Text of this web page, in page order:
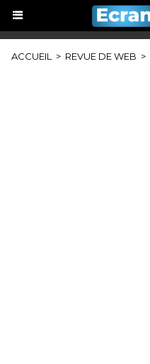
ACCUEIL > REVUE DE WEB >